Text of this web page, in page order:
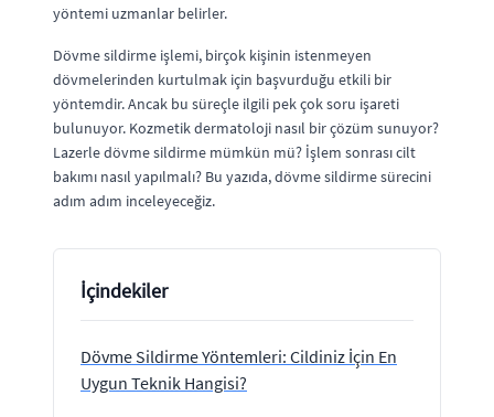
yöntemi uzmanlar belirler.
Dövme sildirme işlemi, birçok kişinin istenmeyen
dövmelerinden kurtulmak için başvurduğu etkili bir
yöntemdir. Ancak bu süreçle ilgili pek çok soru işareti
bulunuyor. Kozmetik dermatoloji nasıl bir çözüm sunuyor?
Lazerle dövme sildirme mümkün mü? İşlem sonrası cilt
bakımı nasıl yapılmalı? Bu yazıda, dövme sildirme sürecini
adım adım inceleyeceğiz.
İçindekiler
Dövme Sildirme Yöntemleri: Cildiniz İçin En
Uygun Teknik Hangisi?